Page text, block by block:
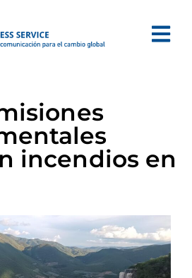
incendios en